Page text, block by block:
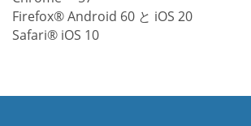
Firefox® Android 60 と iOS 20
Safari® iOS 10